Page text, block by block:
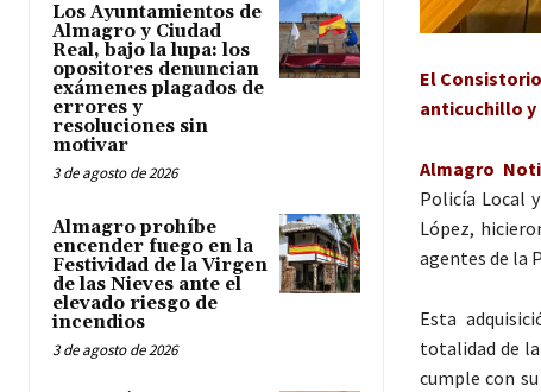
Los Ayuntamientos de
Almagro y Ciudad
Real, bajo la lupa: los
opositores denuncian
exámenes plagados de
errores y
resoluciones sin
motivar
3 de agosto de 2026
Almagro prohíbe
encender fuego en la
Festividad de la Virgen
de las Nieves ante el
elevado riesgo de
incendios
3 de agosto de 2026
El
anticuchillo y
Almagro
Policía Local
López,
agentes de la
Esta
totalidad de
cumple con